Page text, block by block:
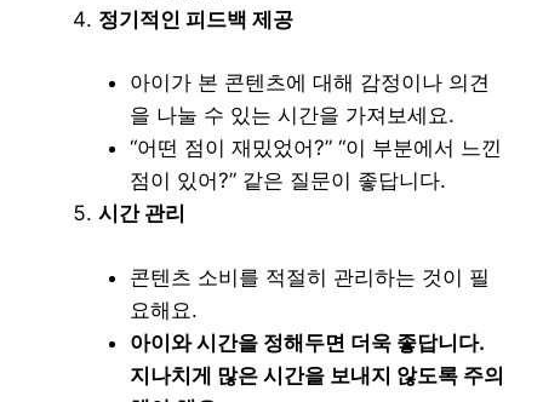
정기적인 피드백 제공
아이가 본 콘텐츠에 대해 감정이나 의견
을 나눌 수 있는 시간을 가져보세요.
“어떤 점이 재밌었어?” “이 부분에서 느낀
점이 있어?” 같은 질문이 좋답니다.
시간 관리
콘텐츠 소비를 적절히 관리하는 것이 필
요해요.
아이와 시간을 정해두면 더욱 좋답니다.
지나치게 많은 시간을 보내지 않도록 주의